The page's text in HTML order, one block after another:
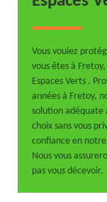
Vous voulez
vous êtes à
Espaces Verts .
années à Fretoy,
solution adéquate
choix sans vous
confiance en
Nous vous
pas vous décevoir.